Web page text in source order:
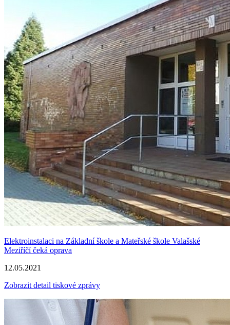
Elektroinstalaci na Základní škole a Mateřské škole Valašské
Meziříčí čeká oprava
12.05.2021
Zobrazit detail tiskové zprávy